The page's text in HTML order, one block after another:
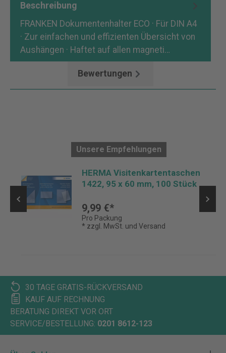
Beschreibung
FRANKEN Dokumentenhalter ECO · Für DIN A4
· Zur einfachen und effizienten Übersicht von
Aushängen · Haftet auf allen magneti…
Bewertungen
Unsere Empfehlungen
HERMA Visitenkartentaschen
1422, 95 x 60 mm, 100 Stück
9,99 €*
Pro Packung
* zzgl. MwSt. und Versand
30 TAGE GRATIS-RÜCKVERSAND
KAUF AUF RECHNUNG
BERATUNG DIREKT VOR ORT
SERVICE/BESTELLUNG: 0201 8612-123